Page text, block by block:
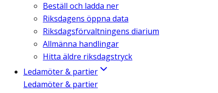
Beställ och ladda ner
Riksdagens öppna data
Riksdagsförvaltningens diarium
Allmänna handlingar
Hitta äldre riksdagstryck
Ledamöter & partier
Ledamöter & partier